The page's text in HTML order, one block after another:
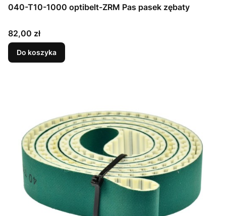
040-T10-1000 optibelt-ZRM Pas pasek zębaty
Cena
82,00 zł
Do koszyka